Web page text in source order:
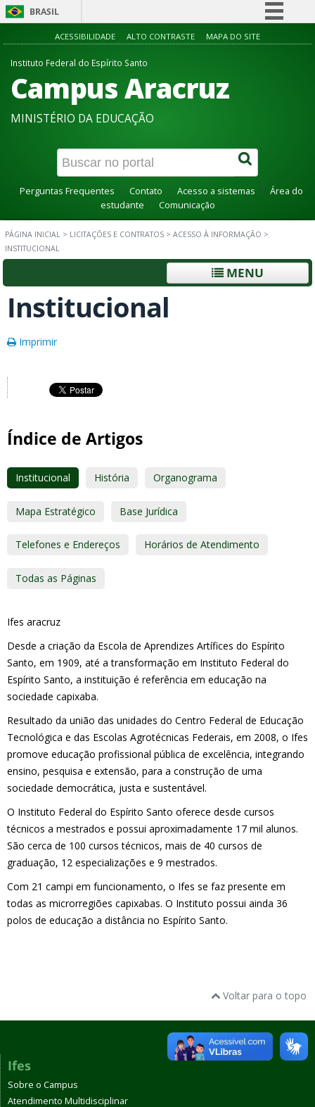
BRASIL
Simplifique!
Acesso à informação
Canais
ACESSIBILIDADE ALTO CONTRASTE MAPA DO SITE
Instituto Federal do Espírito Santo
Campus Aracruz
MINISTÉRIO DA EDUCAÇÃO
Perguntas Frequentes Contato Acesso a sistemas
Área do
estudante
Comunicação
PÁGINA INICIAL > LICITAÇÕES E CONTRATOS > ACESSO À INFORMAÇÃO >
INSTITUCIONAL
MENU
Institucional
Imprimir
Índice de Artigos
Institucional História Organograma
Mapa Estratégico Base Jurídica
Telefones e Endereços Horários de Atendimento
Todas as Páginas
Ifes aracruz
Desde a criação da Escola de Aprendizes Artífices do Espírito
Santo, em 1909, até a transformação em Instituto Federal do
Espírito Santo, a instituição é referência em educação na
sociedade capixaba.
Resultado da união das unidades do Centro Federal de Educação
Tecnológica e das Escolas Agrotécnicas Federais, em 2008, o Ifes
promove educação profissional pública de excelência, integrando
ensino, pesquisa e extensão, para a construção de uma
sociedade democrática, justa e sustentável.
O Instituto Federal do Espírito Santo oferece desde cursos
técnicos a mestrados e possui aproximadamente 17 mil alunos.
São cerca de 100 cursos técnicos, mais de 40 cursos de
graduação, 12 especializações e 9 mestrados.
Com 21 campi em funcionamento, o Ifes se faz presente em
todas as microrregiões capixabas. O Instituto possui ainda 36
polos de educação a distância no Espírito Santo.
Voltar para o topo
Ifes
Sobre o Campus
Atendimento Multidisciplinar